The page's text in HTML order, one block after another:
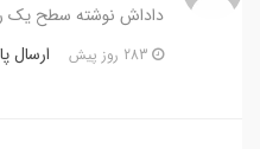
داداش نوشته سطح یک
ارسال